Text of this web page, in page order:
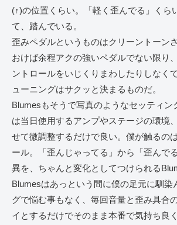
(↑)の位置くらい。「軽く歪んでる」くら
て、踏んでいる。
歪みペダルというものはクリーントーン
おけば余程アクの強いペダルでない限り
ントロールをいじくりまわしたりしなく
ューニングはサクッと決まるものだ。
Blumesもそうで写真のようなセッティン
は当日使用するアンプやステージの環境
せて微調整するだけで良い。僕が触るの
ール。「歪んじゃってる」から「歪んで
異を、ちゃんと変化としてつけられる
Blumesはあっという間に僕の足元に馴染
グで悩む事もなく、毎回音量と歪み具合
イとするだけでそのまま本番で気持ち良